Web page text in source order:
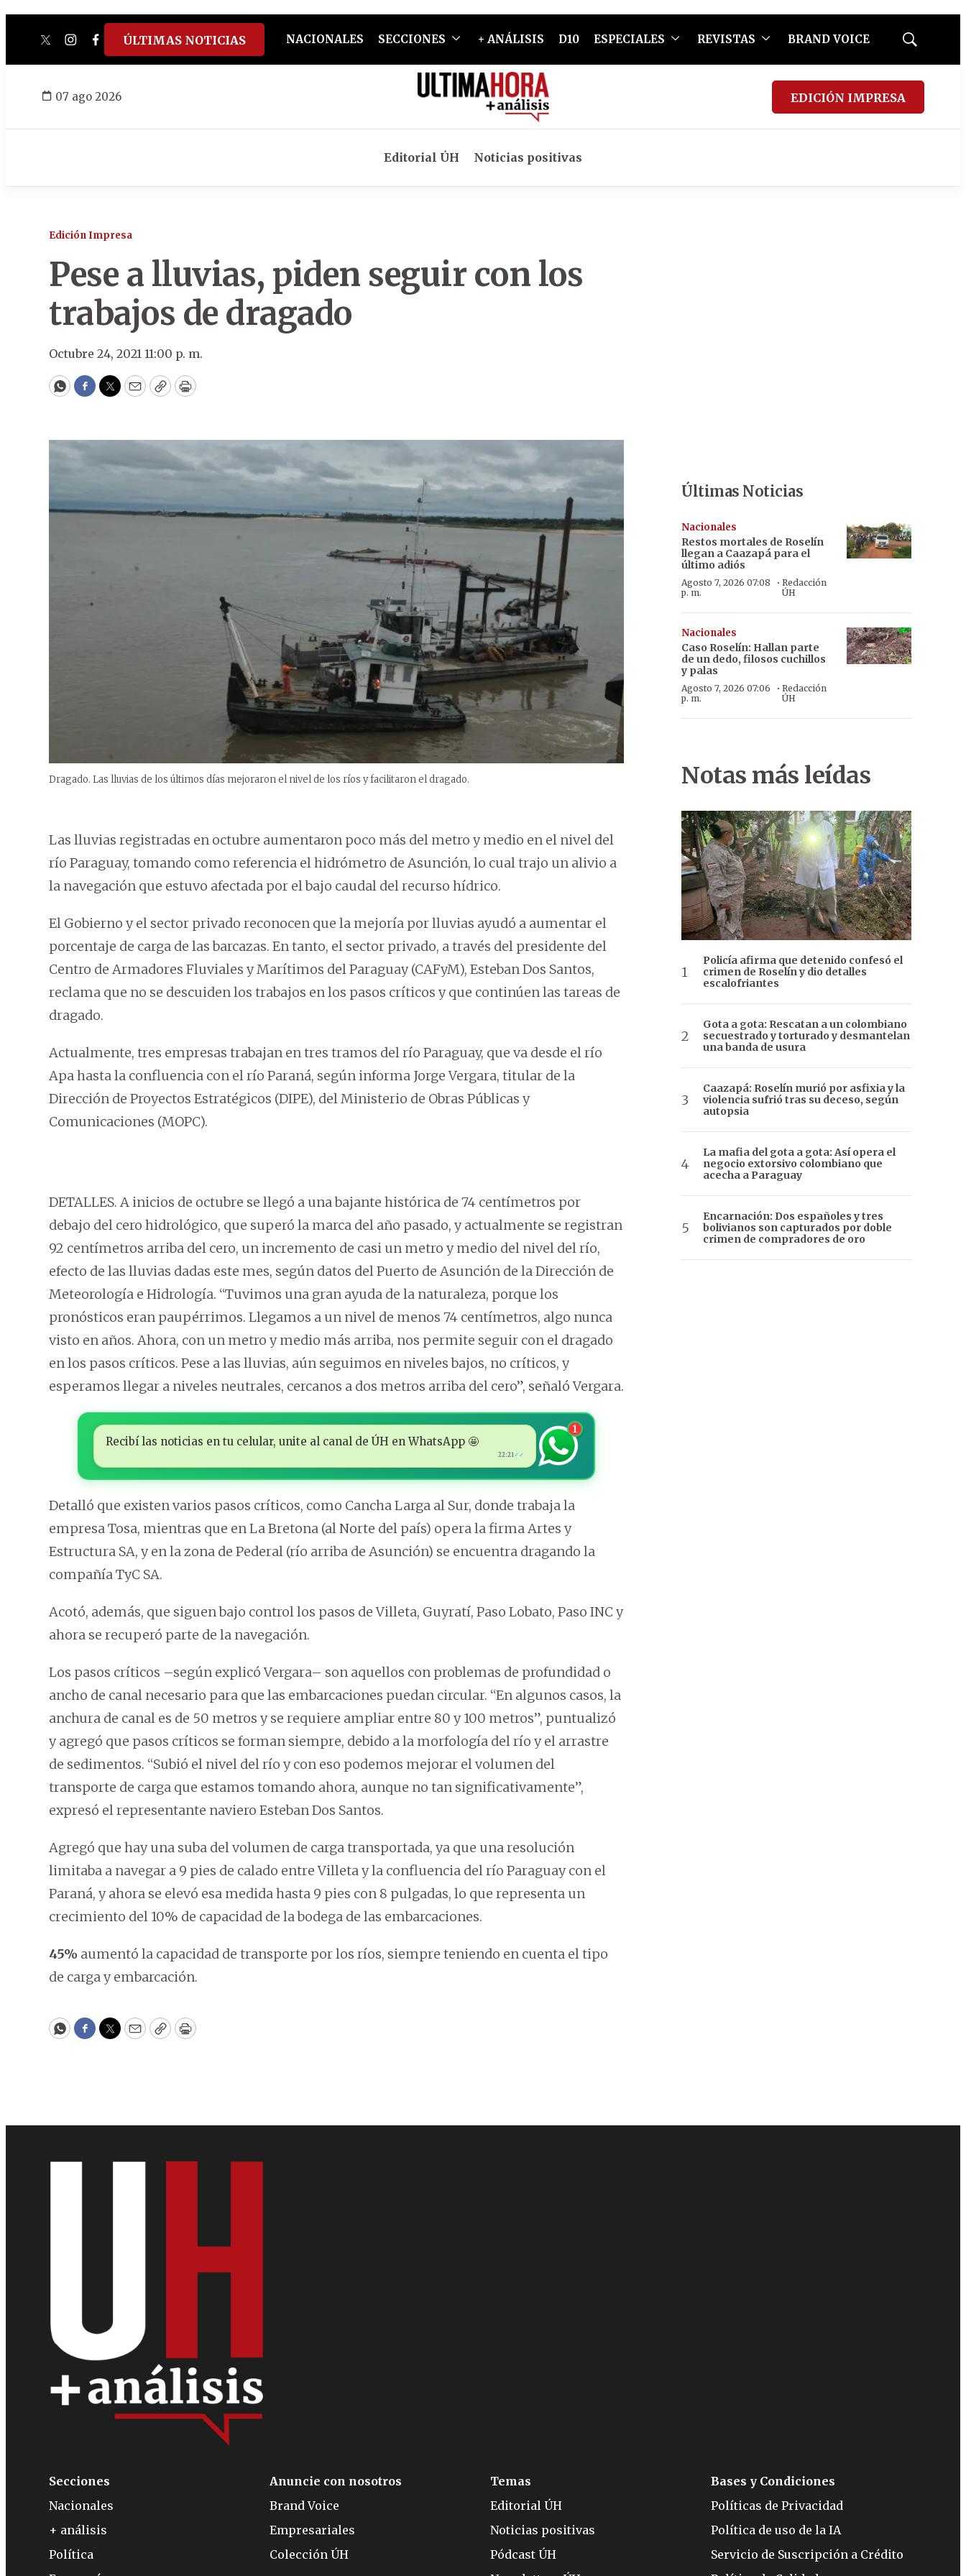
twitterinstagram
facebook
tiktokyoutube
spotify
ÚLTIMAS NOTICIAS NACIONALES SECCIONES + ANÁLISIS D10 ESPECIALES REVISTAS BRAND VOICE
Mostrar
07 ago 2026 EDICIÓN IMPRESA
Editorial ÚH Noticias positivas
Edición Impresa
Pese a lluvias, piden seguir con los
trabajos de dragado
Octubre 24, 2021 11:00 p. m.
WhatsApp
Facebook
Twitter
EmailCopyPrint
Dragado. Las lluvias de los últimos días mejoraron el nivel de los ríos y facilitaron el dragado.
Las lluvias registradas en octubre aumentaron poco más del metro y medio en el nivel del
río Paraguay, tomando como referencia el hidrómetro de Asunción, lo cual trajo un alivio a
la navegación que estuvo afectada por el bajo caudal del recurso hídrico.
El Gobierno y el sector privado reconocen que la mejoría por lluvias ayudó a aumentar el
porcentaje de carga de las barcazas. En tanto, el sector privado, a través del presidente del
Centro de Armadores Fluviales y Marítimos del Paraguay (CAFyM), Esteban Dos Santos,
reclama que no se descuiden los trabajos en los pasos críticos y que continúen las tareas de
dragado.
Actualmente, tres empresas trabajan en tres tramos del río Paraguay, que va desde el río
Apa hasta la confluencia con el río Paraná, según informa Jorge Vergara, titular de la
Dirección de Proyectos Estratégicos (DIPE), del Ministerio de Obras Públicas y
Comunicaciones (MOPC).
DETALLES. A inicios de octubre se llegó a una bajante histórica de 74 centímetros por
debajo del cero hidrológico, que superó la marca del año pasado, y actualmente se registran
92 centímetros arriba del cero, un incremento de casi un metro y medio del nivel del río,
efecto de las lluvias dadas este mes, según datos del Puerto de Asunción de la Dirección de
Meteorología e Hidrología. “Tuvimos una gran ayuda de la naturaleza, porque los
pronósticos eran paupérrimos. Llegamos a un nivel de menos 74 centímetros, algo nunca
visto en años. Ahora, con un metro y medio más arriba, nos permite seguir con el dragado
en los pasos críticos. Pese a las lluvias, aún seguimos en niveles bajos, no críticos, y
esperamos llegar a niveles neutrales, cercanos a dos metros arriba del cero”, señaló Vergara.
Recibí las noticias en tu celular, unite al canal de ÚH en WhatsApp 🤩
22:21✓✓
1
Detalló que existen varios pasos críticos, como Cancha Larga al Sur, donde trabaja la
empresa Tosa, mientras que en La Bretona (al Norte del país) opera la firma Artes y
Estructura SA, y en la zona de Pederal (río arriba de Asunción) se encuentra dragando la
compañía TyC SA.
Acotó, además, que siguen bajo control los pasos de Villeta, Guyratí, Paso Lobato, Paso INC y
ahora se recuperó parte de la navegación.
Los pasos críticos –según explicó Vergara– son aquellos con problemas de profundidad o
ancho de canal necesario para que las embarcaciones puedan circular. “En algunos casos, la
anchura de canal es de 50 metros y se requiere ampliar entre 80 y 100 metros”, puntualizó
y agregó que pasos críticos se forman siempre, debido a la morfología del río y el arrastre
de sedimentos. “Subió el nivel del río y con eso podemos mejorar el volumen del
transporte de carga que estamos tomando ahora, aunque no tan significativamente”,
expresó el representante naviero Esteban Dos Santos.
Agregó que hay una suba del volumen de carga transportada, ya que una resolución
limitaba a navegar a 9 pies de calado entre Villeta y la confluencia del río Paraguay con el
Paraná, y ahora se elevó esa medida hasta 9 pies con 8 pulgadas, lo que representa un
crecimiento del 10% de capacidad de la bodega de las embarcaciones.
45% aumentó la capacidad de transporte por los ríos, siempre teniendo en cuenta el tipo
de carga y embarcación.
WhatsApp
Facebook
Twitter
EmailCopyPrint
Últimas Noticias
Nacionales
Restos mortales de Roselín
llegan a Caazapá para el
último adiós
Agosto 7, 2026 07:08
p. m.
· Redacción
ÚH
Nacionales
Caso Roselín: Hallan parte
de un dedo, filosos cuchillos
y palas
Agosto 7, 2026 07:06
p. m.
· Redacción
ÚH
Notas más leídas
Policía afirma que detenido confesó el
crimen de Roselín y dio detalles
escalofriantes
Gota a gota: Rescatan a un colombiano
secuestrado y torturado y desmantelan
una banda de usura
Caazapá: Roselín murió por asfixia y la
violencia sufrió tras su deceso, según
autopsia
La mafia del gota a gota: Así opera el
negocio extorsivo colombiano que
acecha a Paraguay
Encarnación: Dos españoles y tres
bolivianos son capturados por doble
crimen de compradores de oro
Secciones
Nacionales
+ análisis
Política
Anuncie con nosotros
Brand Voice
Empresariales
Colección ÚH
Temas
Editorial ÚH
Noticias positivas
Pódcast ÚH
Bases y Condiciones
Políticas de Privacidad
Política de uso de la IA
Servicio de Suscripción a Crédito